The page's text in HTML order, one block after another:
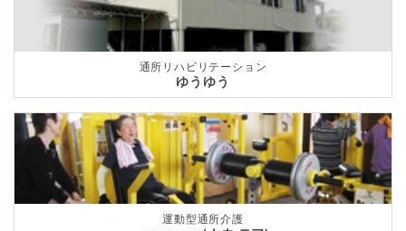
通所リハビリテーション
ゆうゆう
運動型通所介護